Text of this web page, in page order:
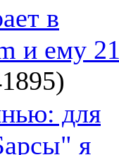
в
и ему 21
для
я